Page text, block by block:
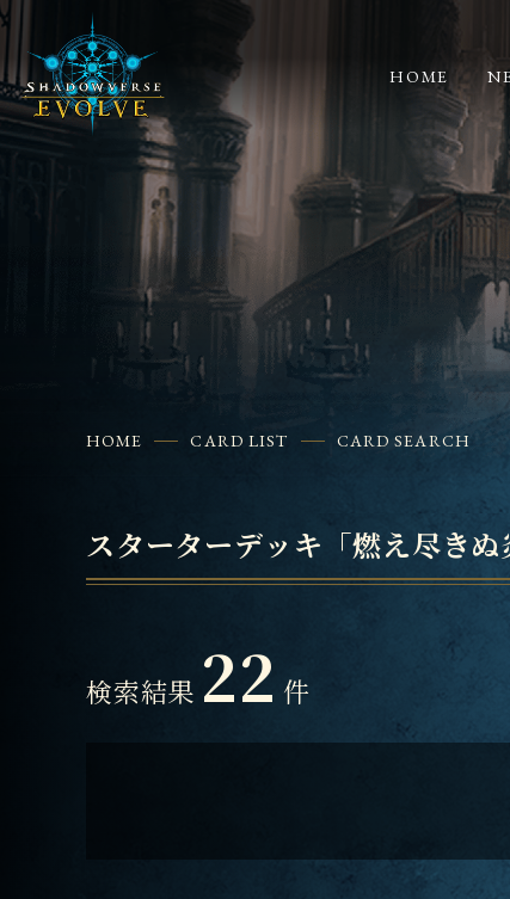
HOME
HOME CARD LIST CARD SEARCH
スターターデッキ「燃え尽きぬ
検索結果 22 件